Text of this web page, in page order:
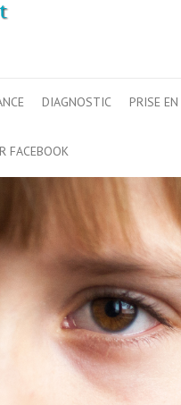
DIAGNOSTIC PRISE
FACEBOOK